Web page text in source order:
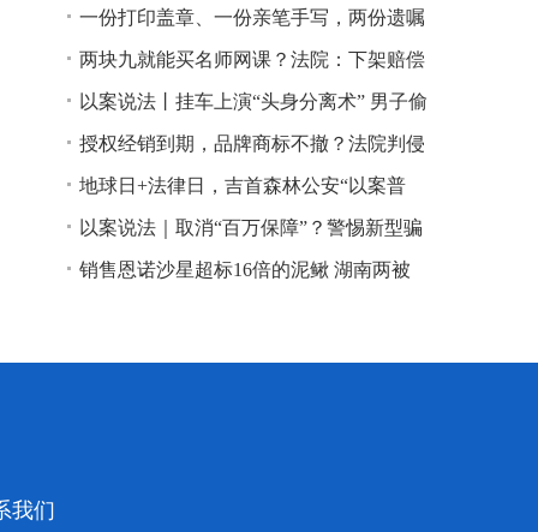
一份打印盖章、一份亲笔手写，两份遗嘱
谁说了算？
两块九就能买名师网课？法院：下架赔偿
以案说法丨挂车上演“头身分离术” 男子偷
逃高速通行费获刑
授权经销到期，品牌商标不撤？法院判侵
权！
地球日+法律日，吉首森林公安“以案普
法”
以案说法｜取消“百万保障”？警惕新型骗
局！
销售恩诺沙星超标16倍的泥鳅 湖南两被
我们